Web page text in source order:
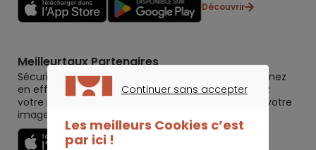
Découvrir
Meilleurtaux Partenaires
Sécurisez votre chiffre d’affaires immobilières, gagnez
en efficacité lors des premières visites, développez
votre business au delà de l’immobilier et travaillez votre
image et votre réputation.
Continuer sans accepter
Les meilleurs Cookies c’est
par ici !